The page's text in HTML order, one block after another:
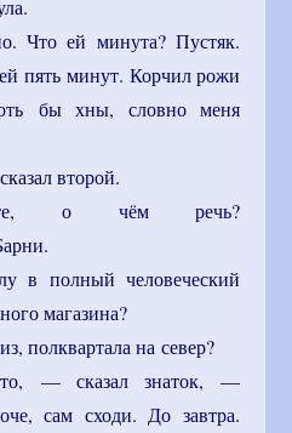
ей минута? Пустяк.
пять минут. Корчил рожи
бы хны, словно меня
второй.
о чём речь?
в полный человеческий
магазина?
полквартала на север?
— сказал знаток, —
сам сходи. До завтра.